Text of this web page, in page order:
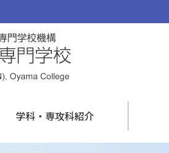
学科・専攻科紹介